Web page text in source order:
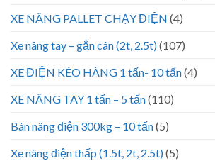
XE NÂNG PALLET CHẠY ĐIỆN (4)
Xe nâng tay – gắn cân (2t, 2.5t)(107)
XE ĐIỆN KÉO HÀNG 1 tấn- 10 tấn(4)
XE NÂNG TAY 1 tấn – 5 tấn(110)
Bàn nâng điện 300kg – 10 tấn(5)
Xe nâng điện thấp (1.5t, 2t, 2.5t)(5)